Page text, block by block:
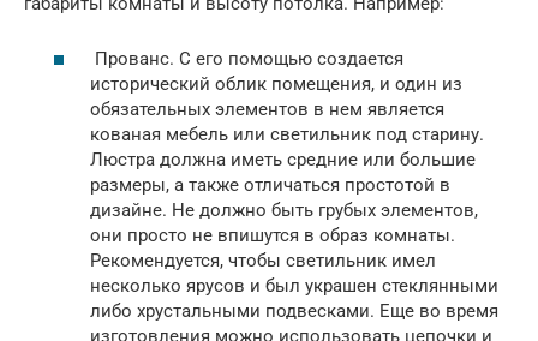
Прованс. С его помощью создается
исторический облик помещения, и один из
обязательных элементов в нем является
кованая мебель или светильник под старину.
Люстра должна иметь средние или большие
размеры, а также отличаться простотой в
дизайне. Не должно быть грубых элементов,
они просто не впишутся в образ комнаты.
Рекомендуется, чтобы светильник имел
несколько ярусов и был украшен стеклянными
либо хрустальными подвесками. Еще во время
изготовления можно использовать цепочки и